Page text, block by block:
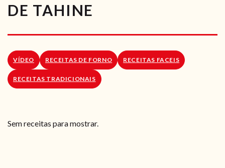
RECEITAS VEGGIE
SOBRE NÓS
LOJA ONLINE
DE TAHINE
VÍDEO RECEITAS DE FORNO RECEITAS FACEIS
RECEITAS TRADICIONAIS
Sem receitas para mostrar.